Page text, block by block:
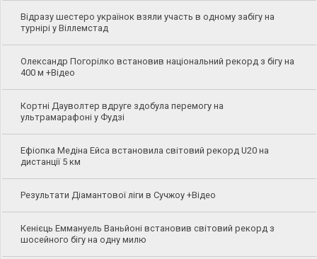
Відразу шестеро українок взяли участь в одному забігу на
турнірі у Віллемстад
Олександр Погорілко встановив національний рекорд з бігу на
400 м +Відео
Кортні Дауволтер вдруге здобула перемогу на
ультрамарафоні у Фудзі
Ефіопка Медіна Ейса встановила світовий рекорд U20 на
дистанції 5 км
Результати Діамантової ліги в Сучжоу +Відео
Кенієць Еммануель Ваньйоні встановив світовий рекорд з
шосейного бігу на одну милю